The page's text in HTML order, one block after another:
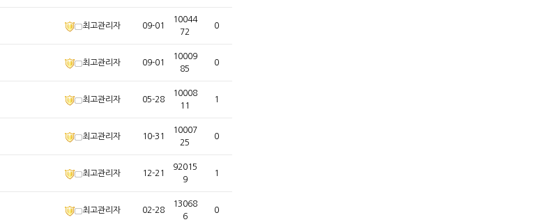
최고관리자 09-01
10044
72
0
최고관리자 09-01
10009
85
0
최고관리자 05-28
10008
11
1
최고관리자 10-31
10007
25
0
최고관리자 12-21
92015
9
1
최고관리자 02-28
13068
6
0